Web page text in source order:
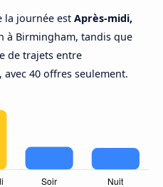
la journée est Après-midi,
à Birmingham, tandis que
de trajets entre
40 offres seulement.